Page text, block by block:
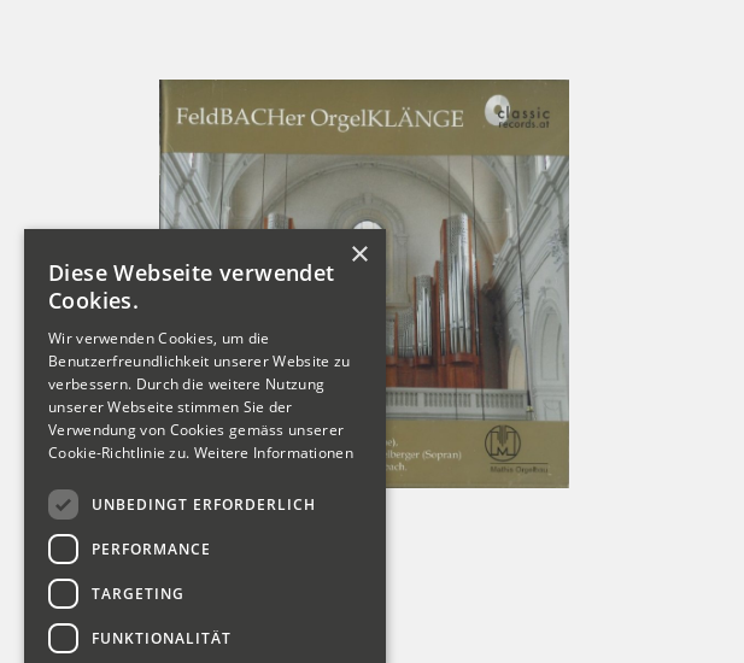
×
Diese Webseite verwendet
Cookies.
Wir verwenden Cookies, um die
Benutzerfreundlichkeit unserer Website zu
verbessern. Durch die weitere Nutzung
unserer Webseite stimmen Sie der
Verwendung von Cookies gemäss unserer
Cookie-Richtlinie zu. Weitere Informationen
UNBEDINGT ERFORDERLICH
PERFORMANCE
TARGETING
FUNKTIONALITÄT